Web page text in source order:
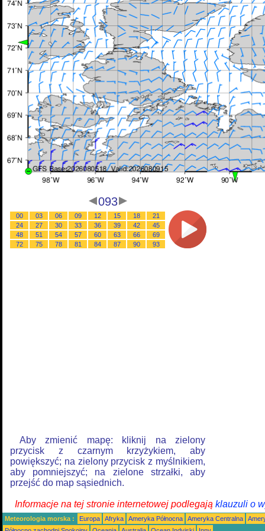
093
00 03 06 09 12 15 18
21
24
27 30 33 36 39 42
45
48
51 54 57 60 63 66
69
72
75 78 81 84 87 90 93
Aby zmienić mapę: kliknij na zielony
przycisk z czarnym krzyżykiem, aby
powiększyć; na zielony przycisk z myślnikiem,
aby pomniejszyć; na zielone strzałki, aby
przejść do map sąsiednich.
Informacje na tej stronie internetowej podlegają klauzuli o
Meteorologia morska : Europa Afryka Ameryka Północna Ameryka Centralna